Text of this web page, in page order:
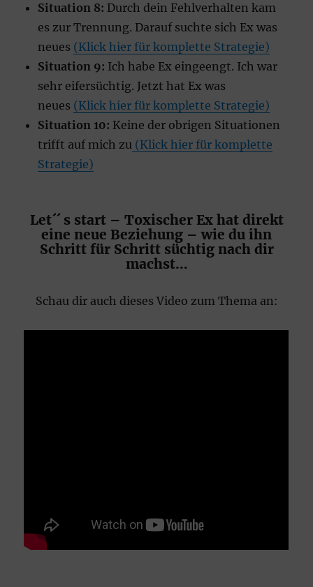
Situation 8: Durch dein Fehlverhalten kam
es zur Trennung. Darauf suchte sich Ex was
neues (Klick hier für komplette Strategie)
Situation 9: Ich habe Ex eingeengt. Ich war
sehr eifersüchtig. Jetzt hat Ex was
neues (Klick hier für komplette Strategie)
Situation 10: Keine der obrigen Situationen
trifft auf mich zu (Klick hier für komplette
Strategie)
Let´´ s start – Toxischer Ex hat direkt
eine neue Beziehung – wie du ihn
Schritt für Schritt süchtig nach dir
machst…
Schau dir auch dieses Video zum Thema an: